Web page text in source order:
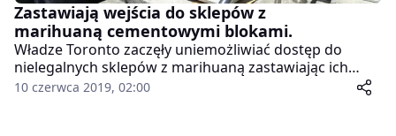
Zastawiają wejścia do sklepów z
marihuaną cementowymi blokami.
Władze Toronto zaczęły uniemożliwiać dostęp do
nielegalnych sklepów z marihuaną zastawiając ich
wejścia dużymi cementowymi blokami. Miasto
10 czerwca 2019, 02:00